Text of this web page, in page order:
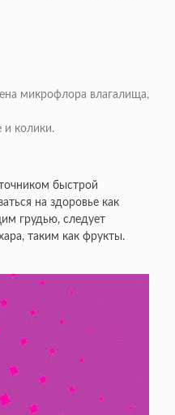
микрофлора влагалища,
и колики.
быстрой
на здоровье как
грудью, следует
таким как фрукты.